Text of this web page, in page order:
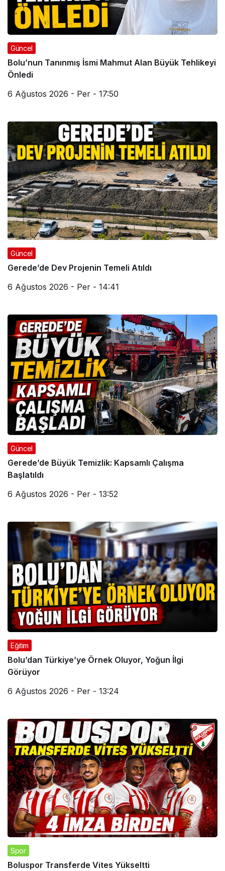
Güncel
Bolu’nun Tanınmış İsmi Mahmut Alan Büyük Tehlikeyi
Önledi
6 Ağustos 2026 - Per - 17:50
Güncel
Gerede’de Dev Projenin Temeli Atıldı
6 Ağustos 2026 - Per - 14:41
Güncel
Gerede’de Büyük Temizlik: Kapsamlı Çalışma
Başlatıldı
6 Ağustos 2026 - Per - 13:52
Eğitim
Bolu’dan Türkiye’ye Örnek Oluyor, Yoğun İlgi
Görüyor
6 Ağustos 2026 - Per - 13:24
Spor
Boluspor Transferde Vites Yükseltti